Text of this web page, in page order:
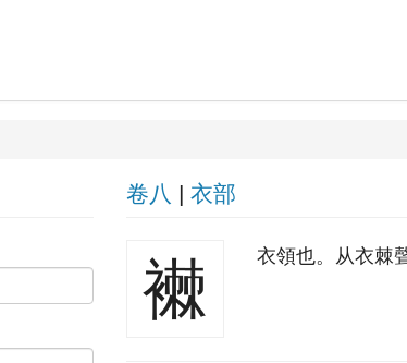
卷八 | 衣部
襋 衣領也。从衣棘